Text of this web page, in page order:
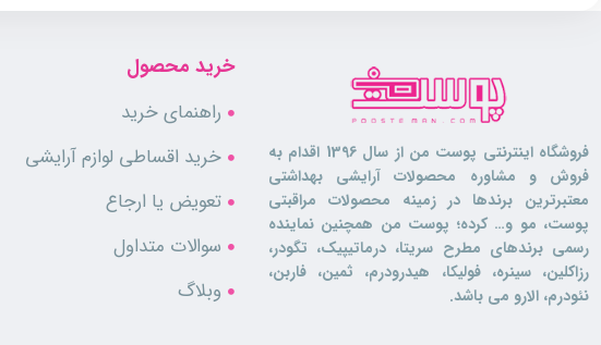
مناسب انواع چشم
افزایش دهنده حجم و طول مژه
حاوی رنگدانه های بسیار مشکی
بدون ایجاد چسبندگی مژه ها به یکدیگر
پرپشت کننده مژه ها
فروشگاه اینترنتی پوست من از سال 1396 اقدام به
فروش و مشاوره محصولات آرایشی بهداشتی
معتبرترین برندها در زمینه محصولات مراقبتی
پوست، مو و… کرده؛ پوست من همچنین نماینده
رسمی برندهای مطرح سریتا، درماتیپیک، تگودر،
رزاکلین، سینره، فولیکا، هیدرودرم، ثمین، فاربن،
نئودرم، الارو می باشد.
خرید محصول
راهنمای خرید
خرید اقساطی لوازم آرایشی
تعویض یا ارجاع
سوالات متداول
وبلاگ